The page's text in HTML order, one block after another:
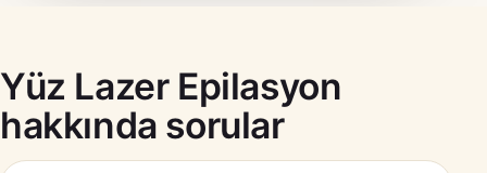
Yüz Lazer Epilasyon
hakkında sorular